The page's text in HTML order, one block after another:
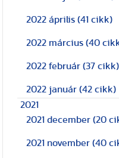
2022 április (41 cikk)
2022 március (40
2022 február (37 cikk)
2022 január (42 cikk)
2021
2021 december (20
2021 november (40